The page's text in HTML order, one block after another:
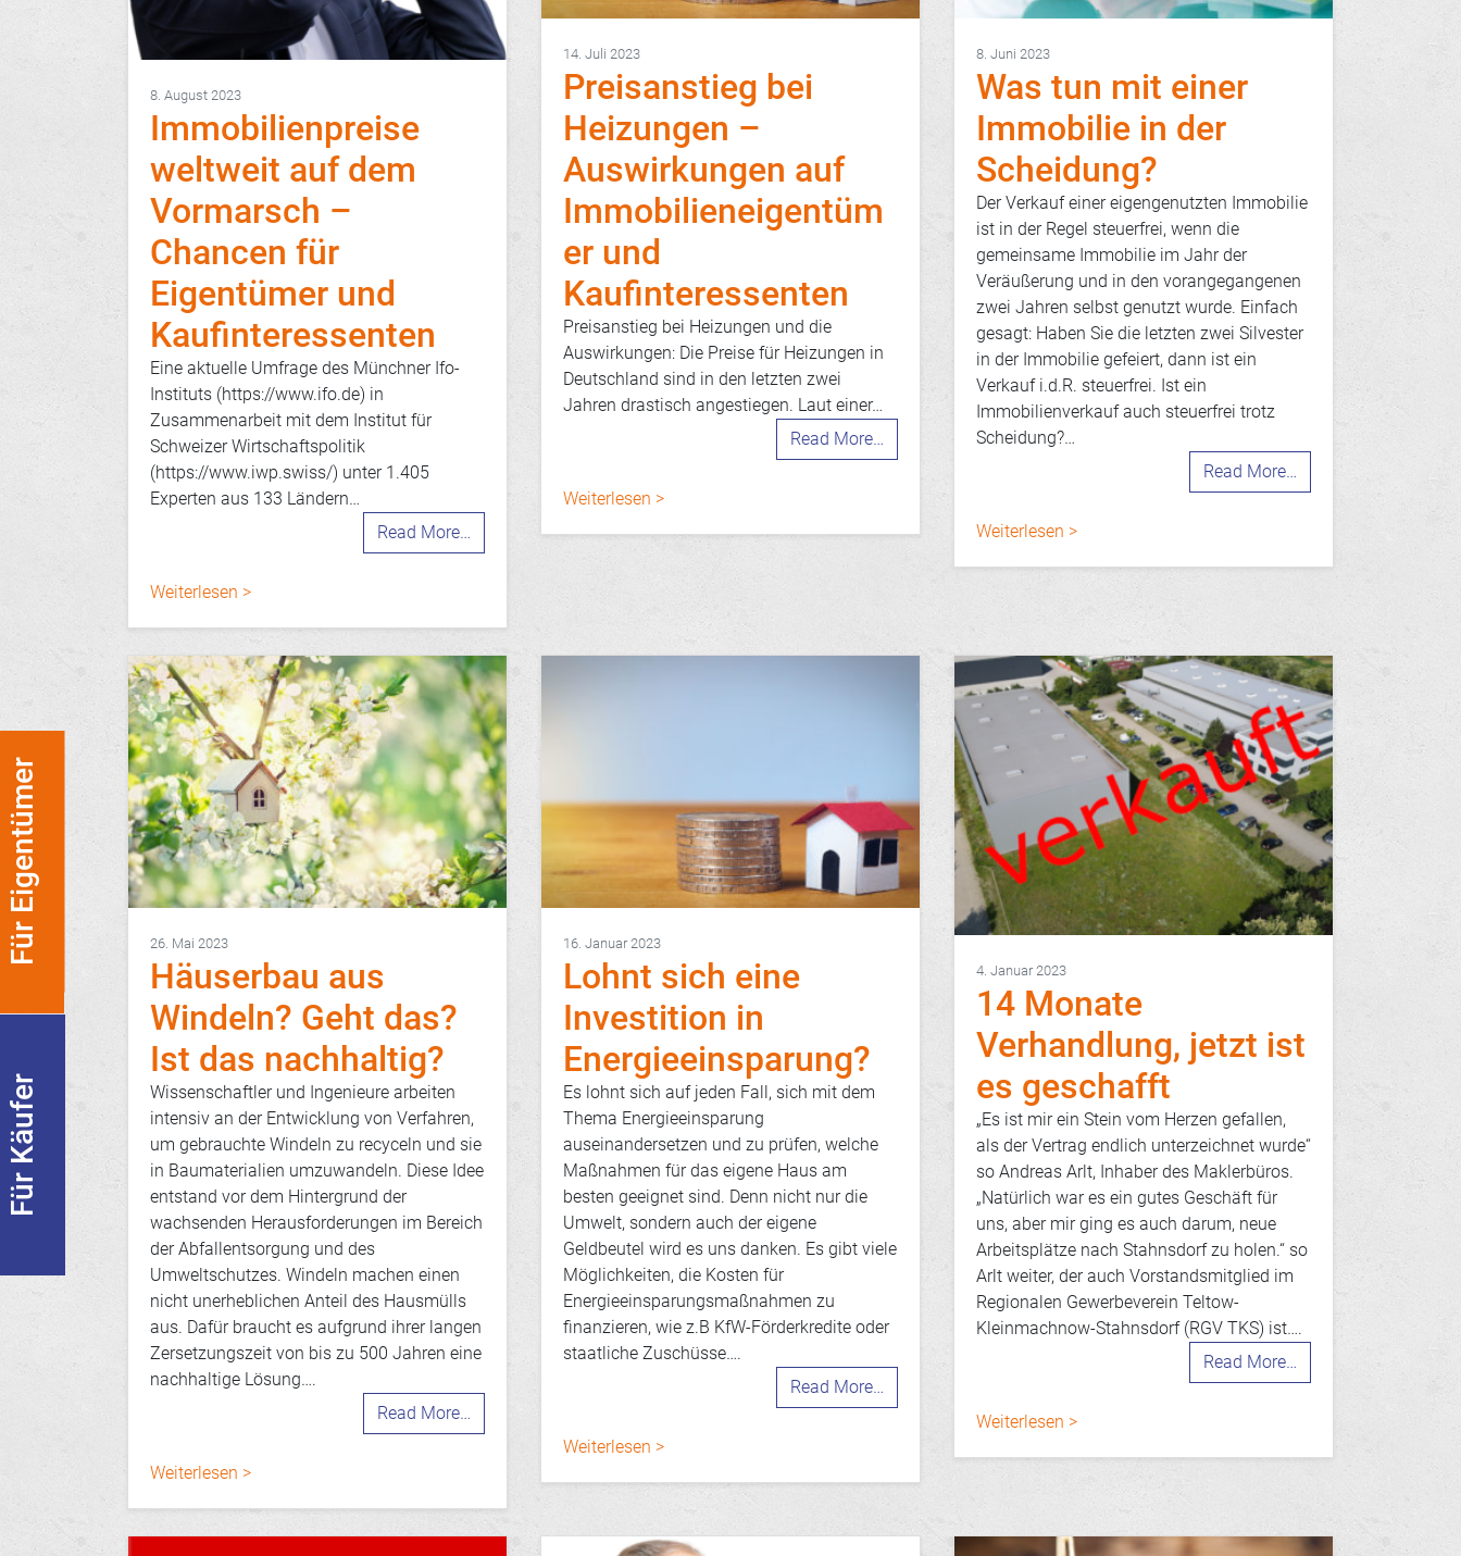
8. August 2023
Immobilienpreise
weltweit auf dem
Vormarsch –
Chancen für
Eigentümer und
Kaufinteressenten
Eine aktuelle Umfrage des Münchner Ifo-
Instituts (https://www.ifo.de) in
Zusammenarbeit mit dem Institut für
Schweizer Wirtschaftspolitik
(https://www.iwp.swiss/) unter 1.405
Experten aus 133 Ländern…
Read More…
Weiterlesen >
14. Juli 2023
Preisanstieg bei
Heizungen –
Auswirkungen auf
Immobilieneigentüm
er und
Kaufinteressenten
Preisanstieg bei Heizungen und die
Auswirkungen: Die Preise für Heizungen in
Deutschland sind in den letzten zwei
Jahren drastisch angestiegen. Laut einer…
Read More…
Weiterlesen >
8. Juni 2023
Was tun mit einer
Immobilie in der
Scheidung?
Der Verkauf einer eigengenutzten Immobilie
ist in der Regel steuerfrei, wenn die
gemeinsame Immobilie im Jahr der
Veräußerung und in den vorangegangenen
zwei Jahren selbst genutzt wurde. Einfach
gesagt: Haben Sie die letzten zwei Silvester
in der Immobilie gefeiert, dann ist ein
Verkauf i.d.R. steuerfrei. Ist ein
Immobilienverkauf auch steuerfrei trotz
Scheidung?…
Read More…
Weiterlesen >
26. Mai 2023
Häuserbau aus
Windeln? Geht das?
Ist das nachhaltig?
Wissenschaftler und Ingenieure arbeiten
intensiv an der Entwicklung von Verfahren,
um gebrauchte Windeln zu recyceln und sie
in Baumaterialien umzuwandeln. Diese Idee
entstand vor dem Hintergrund der
wachsenden Herausforderungen im Bereich
der Abfallentsorgung und des
Umweltschutzes. Windeln machen einen
nicht unerheblichen Anteil des Hausmülls
aus. Dafür braucht es aufgrund ihrer langen
Zersetzungszeit von bis zu 500 Jahren eine
nachhaltige Lösung….
Read More…
Weiterlesen >
16. Januar 2023
Lohnt sich eine
Investition in
Energieeinsparung?
Es lohnt sich auf jeden Fall, sich mit dem
Thema Energieeinsparung
auseinandersetzen und zu prüfen, welche
Maßnahmen für das eigene Haus am
besten geeignet sind. Denn nicht nur die
Umwelt, sondern auch der eigene
Geldbeutel wird es uns danken. Es gibt viele
Möglichkeiten, die Kosten für
Energieeinsparungsmaßnahmen zu
finanzieren, wie z.B KfW-Förderkredite oder
staatliche Zuschüsse….
Read More…
Weiterlesen >
4. Januar 2023
14 Monate
Verhandlung, jetzt ist
es geschafft
„Es ist mir ein Stein vom Herzen gefallen,
als der Vertrag endlich unterzeichnet wurde“
so Andreas Arlt, Inhaber des Maklerbüros.
„Natürlich war es ein gutes Geschäft für
uns, aber mir ging es auch darum, neue
Arbeitsplätze nach Stahnsdorf zu holen.“ so
Arlt weiter, der auch Vorstandsmitglied im
Regionalen Gewerbeverein Teltow-
Kleinmachnow-Stahnsdorf (RGV TKS) ist….
Read More…
Weiterlesen >
Für Eigentümer
Für Käufer